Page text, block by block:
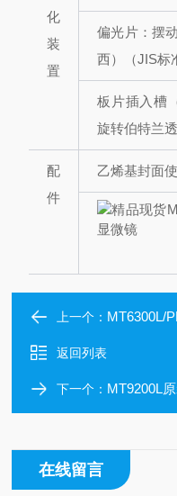
化
装
置
偏光片：摆
西）（JIS标
板片插入槽
旋转伯特兰
配
件
乙烯基封面
上一个： MT6300L/PE-
返回列表
下一个： MT9200L原装
在线留言